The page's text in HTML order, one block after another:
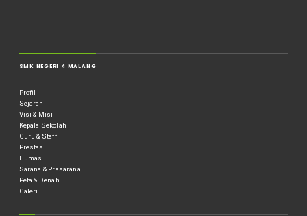
SMK NEGERI 4 MALANG
Profil
Sejarah
Visi & Misi
Kepala Sekolah
Guru & Staff
Prestasi
Humas
Sarana & Prasarana
Peta & Denah
Galeri